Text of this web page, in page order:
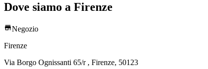
Dove siamo a Firenze
Negozio
Firenze
Via Borgo Ognissanti 65/r , Firenze, 50123